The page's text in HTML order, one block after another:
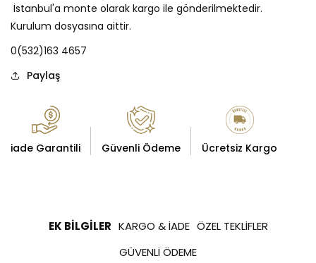
İstanbul'a monte olarak kargo ile gönderilmektedir.
Kurulum dosyasına aittir.
0(532)163 4657
Paylaş
iade Garantili Güvenli Ödeme Ücretsiz Kargo
EK BILGILER KARGO & İADE ÖZEL TEKLIFLER
GÜVENLI ÖDEME